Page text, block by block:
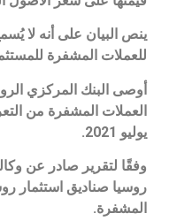
ينص البيان على أنه لا
للعملات المشفرة
أوصى البنك المركزي
العملات المشفرة من
يوليو 2021.
روسيا صناديق استثمار
المشفرة.